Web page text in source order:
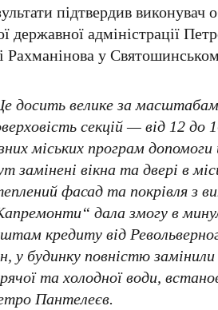
підтвердив
державної адміністрації
Рахманіновау
досить велике за
секцій — від12 до
міських програм
замінені вікна та двері в
фасад та покрівля з
дала змогу в
кредиту від
, у будинку повністю
та холодної води,
Пантелеєв.